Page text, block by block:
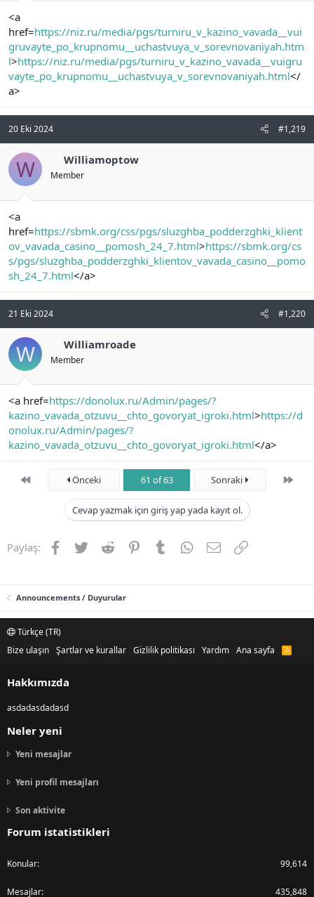
<a
href=https://niz.ru/media/pgs/turniru_v_kazino_vavada__vui
gruvayte_po_krupnomu__uchastvuya_v_sorevnovaniyah.htm
l>https://niz.ru/media/pgs/turniru_v_kazino_vavada__vuigru
vayte_po_krupnomu__uchastvuya_v_sorevnovaniyah.html</
a>
20 Eki 2024 #1,219
W Williamoptow
Member
<a
href=https://sbmk.org/css/pgs/sluzghba_podderzghki_klient
ov_vavada_casino__pomosh_24_7.html>https://sbmk.org/cs
s/pgs/sluzghba_podderzghki_klientov_vavada_casino__pomo
sh_24_7.html</a>
21 Eki 2024 #1,220
W Williamroade
Member
<a href=https://donolux.ru/Admin/pages/?
kazino_vavada_otzuvu__chto_govoryat_igroki.html>https://d
onolux.ru/Admin/pages/?
kazino_vavada_otzuvu__chto_govoryat_igroki.html</a>
First Önceki 61 of 63 Sonraki Son
Cevap yazmak için giriş yap yada kayıt ol.
Paylaş: Facebook
TwitterReddit PinterestTumblrWhatsApp
E-postaLink
Announcements / Duyurular
Türkçe (TR)
Bize ulaşın Şartlar ve kurallar Gizlilik politikası Yardım Ana sayfa
R
Hakkımızda
asdadasdadasd
Neler yeni
Yeni mesajlar
Yeni profil mesajları
Son aktivite
Forum istatistikleri
Konular 99,614
Mesajlar 435,848